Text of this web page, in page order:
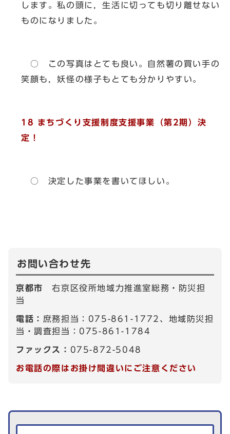
します。私の頭に，生活に切っても切り離せない
ものになりました。
○ この写真はとても良い。自然薯の買い手の
笑顔も，妖怪の様子もとても分かりやすい。
18 まちづくり支援制度支援事業（第2期）決
定！
○ 決定した事業を書いてほしい。
お問い合わせ先
京都市右京区役所地域力推進室総務・防災担
当
電話： 庶務担当：075-861-1772、地域防災担
当・調査担当：075-861-1784
ファックス： 075-872-5048
お電話の際はお掛け間違いにご注意ください
生活情報を探す